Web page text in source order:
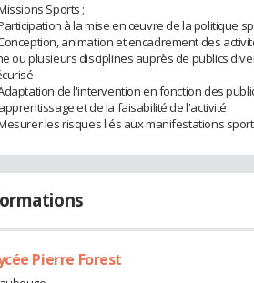
Sports ;
à la mise en œuvre de la politique
animation et encadrement des
ou plusieurs disciplines auprès de publics
de l'intervention en fonction des
et de la faisabilité de l'activité
les risques liés aux manifestations
Pierre Forest